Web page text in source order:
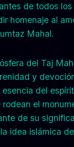
de todos
homenaje al
Mahal.
del Taj
y
del
rodean el
de su
idea islámica